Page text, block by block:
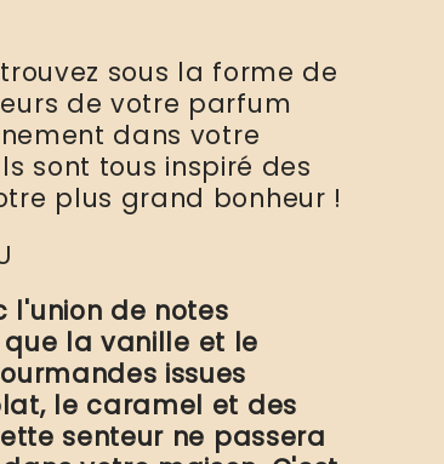
sous la forme de
de votre parfum
dans votre
sont tous inspiré des
plus grand bonheur !
l'union de notes
la vanille et le
issues
le caramel et des
senteur ne passera